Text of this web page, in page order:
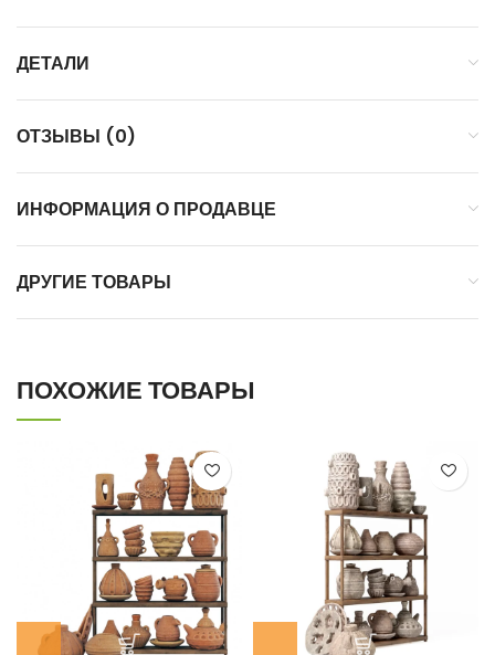
ДЕТАЛИ
ОТЗЫВЫ (0)
ИНФОРМАЦИЯ О ПРОДАВЦЕ
ДРУГИЕ ТОВАРЫ
ПОХОЖИЕ ТОВАРЫ